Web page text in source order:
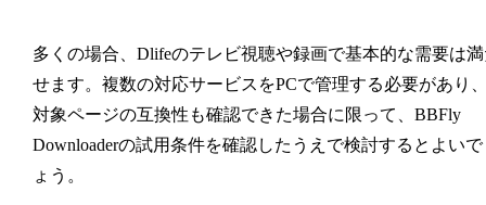
多くの場合、Dlifeのテレビ視聴や録画で基本的な需要は
せます。複数の対応サービスをPCで管理する必要があり
対象ページの互換性も確認できた場合に限って、BBFly
Downloaderの試用条件を確認したうえで検討するとよいで
ょう。